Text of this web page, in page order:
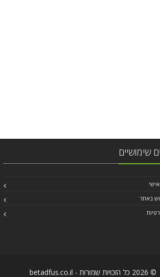
שימושיים
באתר
© 2026 כל הזכויות שמורות - betadfus.co.il